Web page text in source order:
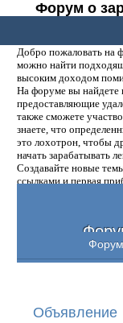
Форум о
Добро пожаловать на
можно найти
высоким доходом
На форуме вы
предоставляющие
также сможете
знаете, что
это лохотрон, чтобы
начать зарабатывать
Создавайте новые
ссылками и первая
Форум
Объявление